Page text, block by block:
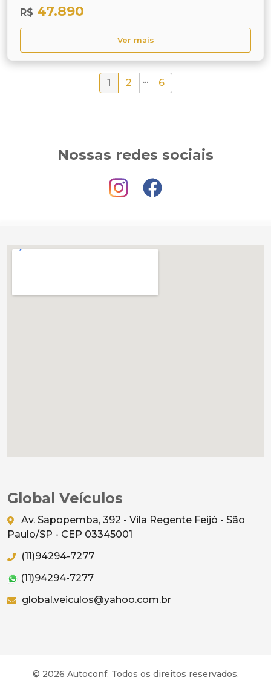
R$ 47.890
Ver mais
1 2 ... 6
Nossas redes sociais
Global Veículos
Av. Sapopemba, 392 - Vila Regente Feijó - São
Paulo/SP - CEP 03345001
(11)94294-7277
(11)94294-7277
global.veiculos@yahoo.com.br
© 2026 Autoconf. Todos os direitos reservados.